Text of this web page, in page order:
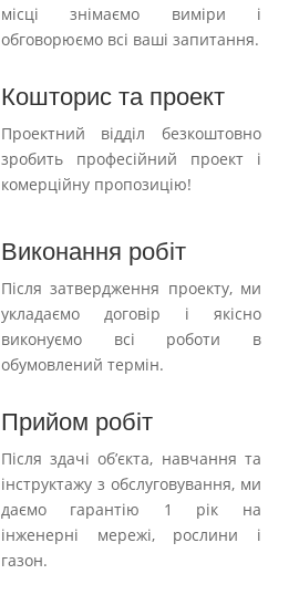
місці знімаємо виміри і
обговорюємо всі ваші запитання.
Кошторис та проект
Проектний відділ безкоштовно
зробить професійний проект і
комерційну пропозицію!
Виконання робіт
Після затвердження проекту, ми
укладаємо договір і якісно
виконуємо всі роботи в
обумовлений термін.
Прийом робіт
Після здачі об’єкта, навчання та
інструктажу з обслуговування, ми
даємо гарантію 1 рік на
інженерні мережі, рослини і
газон.